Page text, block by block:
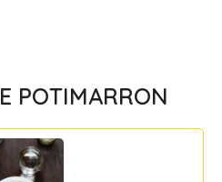
POTIMARRON